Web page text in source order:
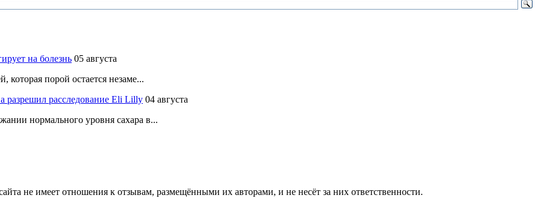
на болезнь 05 августа
которая порой остается незаме...
разрешил расследование Eli Lilly 04 августа
нормального уровня сахара в...
не имеет отношения к отзывам, размещёнными их авторами, и не несёт за них ответственности.